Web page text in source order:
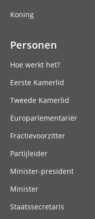
Koning
Personen
Hoe werkt het?
Eerste Kamerlid
Tweede Kamerlid
Europarlementariër
Fractievoorzitter
Partijleider
Minister-president
Minister
Staatssecretaris